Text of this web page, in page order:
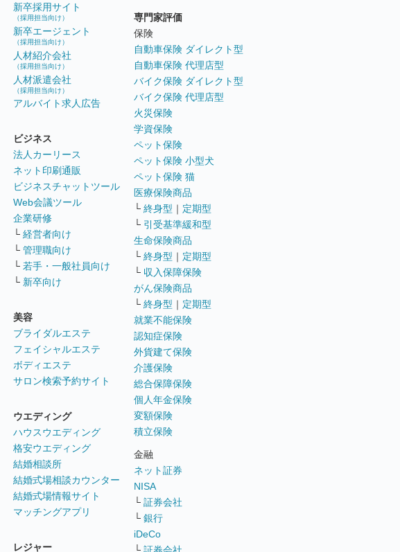
新卒採用サイト
（採用担当向け）
新卒エージェント
（採用担当向け）
人材紹介会社
（採用担当向け）
人材派遣会社
（採用担当向け）
アルバイト求人広告
ビジネス
法人カーリース
ネット印刷通販
ビジネスチャットツール
Web会議ツール
企業研修
└ 経営者向け
└ 管理職向け
└ 若手・一般社員向け
└ 新卒向け
美容
ブライダルエステ
フェイシャルエステ
ボディエステ
サロン検索予約サイト
ウエディング
ハウスウエディング
格安ウエディング
結婚相談所
結婚式場相談カウンター
結婚式場情報サイト
マッチングアプリ
レジャー
専門家評価
保険
自動車保険 ダイレクト型
自動車保険 代理店型
バイク保険 ダイレクト型
バイク保険 代理店型
火災保険
学資保険
ペット保険
ペット保険 小型犬
ペット保険 猫
医療保険商品
└ 終身型 ｜ 定期型
└ 引受基準緩和型
生命保険商品
└ 終身型 ｜ 定期型
└ 収入保障保険
がん保険商品
└ 終身型 ｜ 定期型
就業不能保険
認知症保険
外貨建て保険
介護保険
総合保障保険
個人年金保険
変額保険
積立保険
金融
ネット証券
NISA
└ 証券会社
└ 銀行
iDeCo